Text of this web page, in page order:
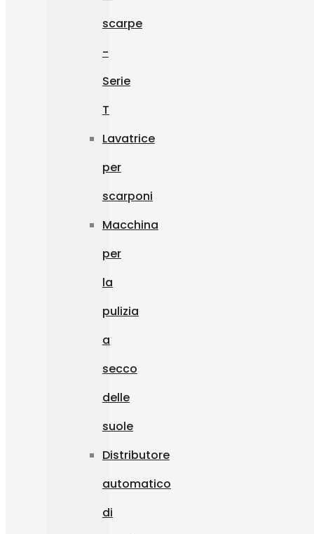
scarpe
-
Serie
T
Lavatrice
per
scarponi
Macchina
per
la
pulizia
a
secco
delle
suole
Distributore
automatico
di